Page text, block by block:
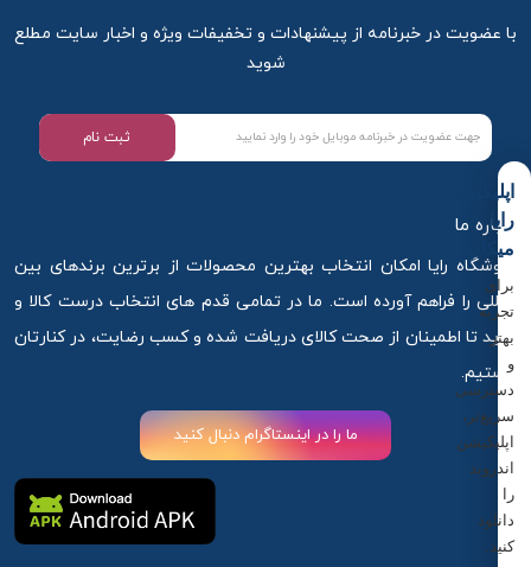
با عضویت در خبرنامه از پیشنهادات و تخفیفات ویژه و اخبار سایت مطلع
شوید
ثبت نام
درباره ما
فروشگاه رایا امکان انتخاب بهترین محصولات از برترین برندهای بین
المللی را فراهم آورده است. ما در تمامی قدم های انتخاب درست کالا و
خرید تا اطمینان از صحت کالای دریافت شده و کسب رضایت، در کنارتان
هستیم.
ما را در اینستاگرام دنبال کنید
اپلیکیشن
رایا
میکاپ
برای
تجربه
بهتر
و
دسترسی
سریع‌تر،
اپلیکیشن
اندروید
را
دانلود
کنید.